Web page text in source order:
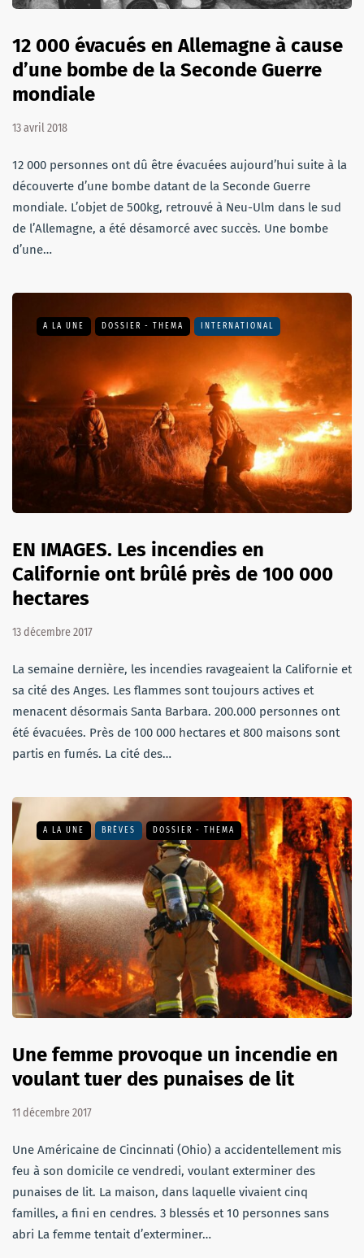
12 000 évacués en Allemagne à cause
d’une bombe de la Seconde Guerre
mondiale
13 avril 2018
12 000 personnes ont dû être évacuées aujourd’hui suite à la
découverte d’une bombe datant de la Seconde Guerre
mondiale. L’objet de 500kg, retrouvé à Neu-Ulm dans le sud
de l’Allemagne, a été désamorcé avec succès. Une bombe
d’une…
A LA UNE DOSSIER - THEMA INTERNATIONAL
EN IMAGES. Les incendies en
Californie ont brûlé près de 100 000
hectares
13 décembre 2017
La semaine dernière, les incendies ravageaient la Californie et
sa cité des Anges. Les flammes sont toujours actives et
menacent désormais Santa Barbara. 200.000 personnes ont
été évacuées. Près de 100 000 hectares et 800 maisons sont
partis en fumés. La cité des…
A LA UNE BRÈVES DOSSIER - THEMA
Une femme provoque un incendie en
voulant tuer des punaises de lit
11 décembre 2017
Une Américaine de Cincinnati (Ohio) a accidentellement mis
feu à son domicile ce vendredi, voulant exterminer des
punaises de lit. La maison, dans laquelle vivaient cinq
familles, a fini en cendres. 3 blessés et 10 personnes sans
abri La femme tentait d’exterminer…